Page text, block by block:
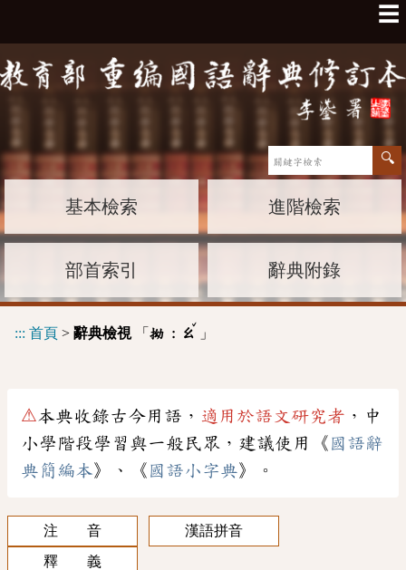
☰
基本檢索 進階檢索
部首索引 辭典附錄
::: 首頁 > 辭典檢視「 拗 : ㄠ
ˇ
」
⚠本典收錄古今用語， 適用於語文研究者 ，中
小學階段學習與一般民眾，建議使用《 國語辭
典簡編本》、《 國語小字典》。
注 音
漢語拼音
釋 義